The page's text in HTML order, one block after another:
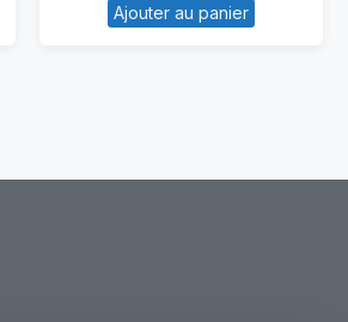
EMachines
Ajouter au panier